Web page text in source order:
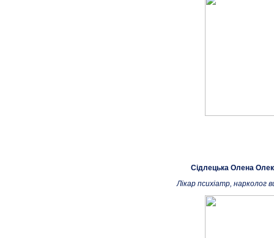
Сідлецька Олена
Лікар психіатр, нарколог